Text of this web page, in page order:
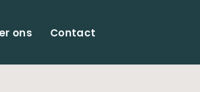
ons Contact